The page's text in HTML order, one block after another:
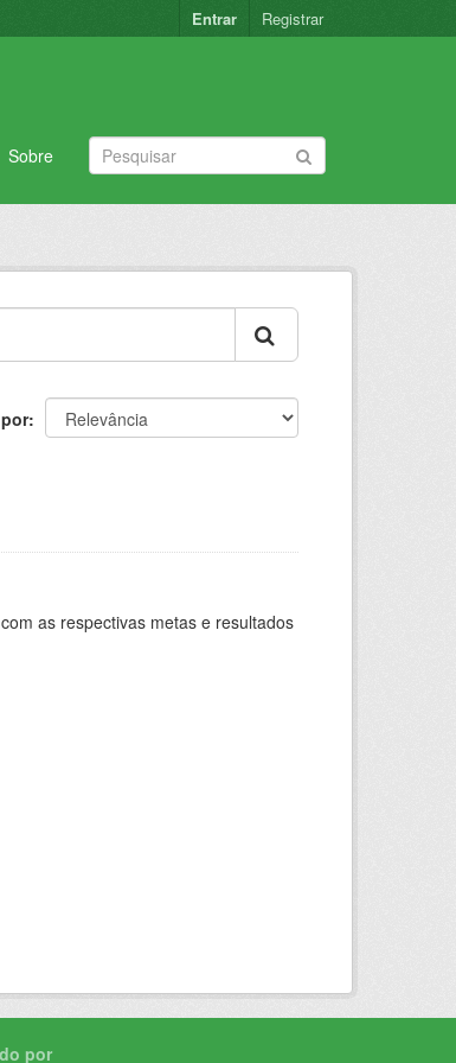
Entrar Registrar
Sobre
as respectivas metas e resultados
por